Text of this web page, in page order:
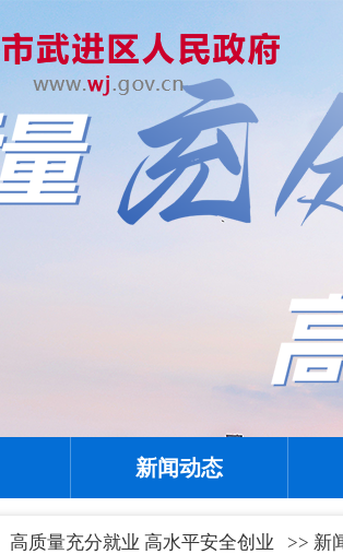
新闻动态
高质量充分就业 高水平安全创业 >> 新